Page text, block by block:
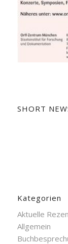
SHORT
Kategorien
Aktuelle
Allgemein